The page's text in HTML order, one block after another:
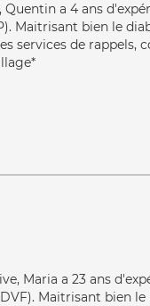
a 4 ans
Maitrisant bien le
services de rappels,
Maria a 23 ans
Maitrisant bien